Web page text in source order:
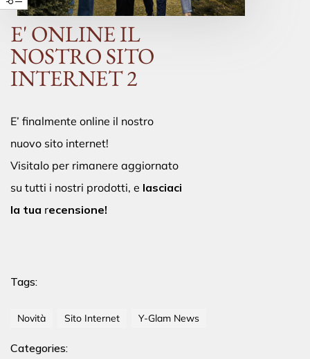
E' ONLINE IL
NOSTRO SITO
INTERNET 2
E’ finalmente online il nostro
nuovo sito internet!
Visitalo per rimanere aggiornato
su tutti i nostri prodotti, e lasciaci
la tua recensione!
Tags:
Novità Sito Internet Y-Glam News
Categories: